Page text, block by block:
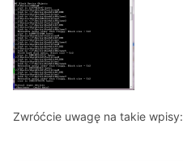
Zwróćcie uwagę na takie wpisy: